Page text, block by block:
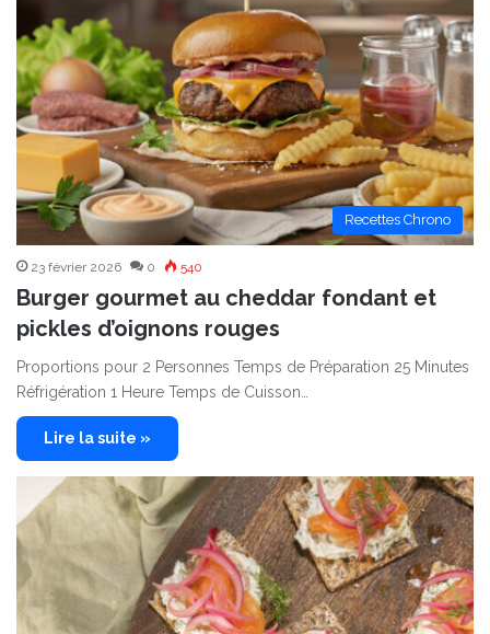
Recettes Chrono
23 février 2026 0 540
Burger gourmet au cheddar fondant et
pickles d’oignons rouges
Proportions pour 2 Personnes Temps de Préparation 25 Minutes
Réfrigération 1 Heure Temps de Cuisson…
Lire la suite »